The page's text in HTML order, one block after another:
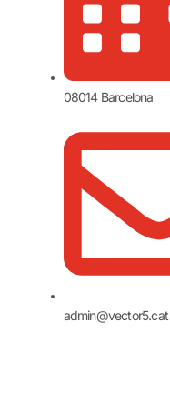
08014 Barcelona
admin@vector5.cat